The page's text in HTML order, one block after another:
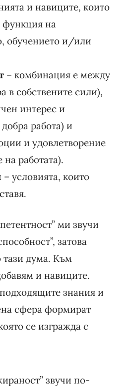
и навиците, които
функция на
обучението и/или
– комбинация е между
в собствените сили),
интерес и
работа) и
и удовлетворение
работата).
– условията, които
ми звучи
затова
дума. Към
и навиците.
знания и
сфера формират
се изгражда с
звучи по-